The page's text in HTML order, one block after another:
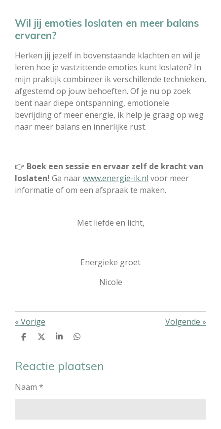
Wil jij emoties loslaten en meer balans
ervaren?
Herken jij jezelf in bovenstaande klachten en wil je
leren hoe je vastzittende emoties kunt loslaten? In
mijn praktijk combineer ik verschillende technieken,
afgestemd op jouw behoeften. Of je nu op zoek
bent naar diepe ontspanning, emotionele
bevrijding of meer energie, ik help je graag op weg
naar meer balans en innerlijke rust.
👉 Boek een sessie en ervaar zelf de kracht van
loslaten! Ga naarwww.energie-ik.nl voor meer
informatie of om een afspraak te maken.
Met liefde en licht,
Energieke groet
Nicole
«Vorige Volgende »
D
e
n
D
l
S
r
e
D
e
n
Reactie plaatsen
Naam *